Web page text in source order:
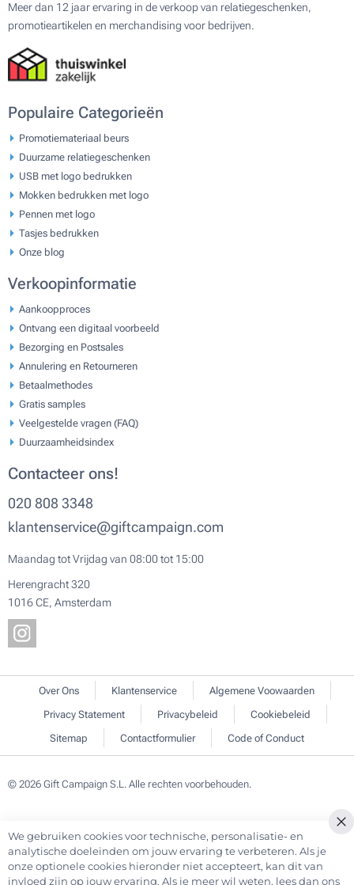
Meer dan 12 jaar ervaring in de verkoop van relatiegeschenken,
promotieartikelen en merchandising voor bedrijven.
Populaire Categorieën
Promotiemateriaal beurs
Duurzame relatiegeschenken
USB met logo bedrukken
Mokken bedrukken met logo
Pennen met logo
Tasjes bedrukken
Onze blog
Verkoopinformatie
Aankoopproces
Ontvang een digitaal voorbeeld
Bezorging en Postsales
Annulering en Retourneren
Betaalmethodes
Gratis samples
Veelgestelde vragen (FAQ)
Duurzaamheidsindex
Contacteer ons!
020 808 3348
klantenservice@giftcampaign.com
Maandag tot Vrijdag van 08:00 tot 15:00
Herengracht 320
1016 CE, Amsterdam
Over Ons Klantenservice
Algemene Voowaarden
Privacy Statement
Privacybeleid
Cookiebeleid
Sitemap
Contactformulier Code of Conduct
© 2026 Gift Campaign S.L. Alle rechten voorbehouden.
We gebruiken cookies voor technische, personalisatie- en
analytische doeleinden om jouw ervaring te verbeteren. Als je
onze optionele cookies hieronder niet accepteert, kan dit van
invloed zijn op jouw ervaring. Als je meer wil weten, lees dan ons